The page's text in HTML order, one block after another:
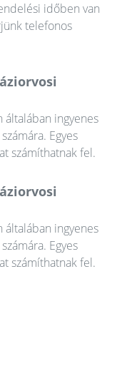
időben van
telefonos
általában ingyenes
Egyes
számíthatnak fel.
általában ingyenes
Egyes
számíthatnak fel.